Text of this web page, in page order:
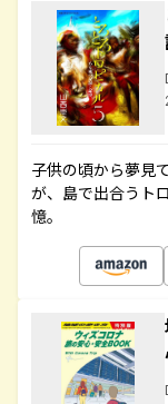
子供の頃から夢見
が、島で出合うト
憶。